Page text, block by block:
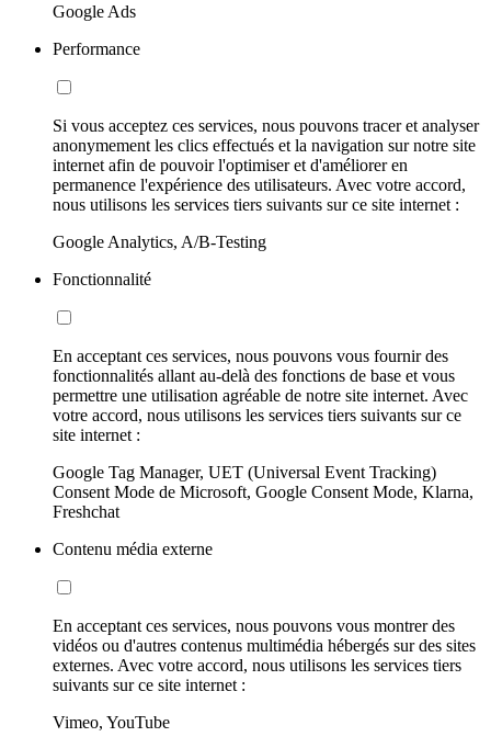
Google Ads
Performance
Si vous acceptez ces services, nous pouvons tracer et analyser
anonymement les clics effectués et la navigation sur notre site
internet afin de pouvoir l'optimiser et d'améliorer en
permanence l'expérience des utilisateurs. Avec votre accord,
nous utilisons les services tiers suivants sur ce site internet :
Google Analytics, A/B-Testing
Fonctionnalité
En acceptant ces services, nous pouvons vous fournir des
fonctionnalités allant au-delà des fonctions de base et vous
permettre une utilisation agréable de notre site internet. Avec
votre accord, nous utilisons les services tiers suivants sur ce
site internet :
Google Tag Manager, UET (Universal Event Tracking)
Consent Mode de Microsoft, Google Consent Mode, Klarna,
Freshchat
Contenu média externe
En acceptant ces services, nous pouvons vous montrer des
vidéos ou d'autres contenus multimédia hébergés sur des sites
externes. Avec votre accord, nous utilisons les services tiers
suivants sur ce site internet :
Vimeo, YouTube